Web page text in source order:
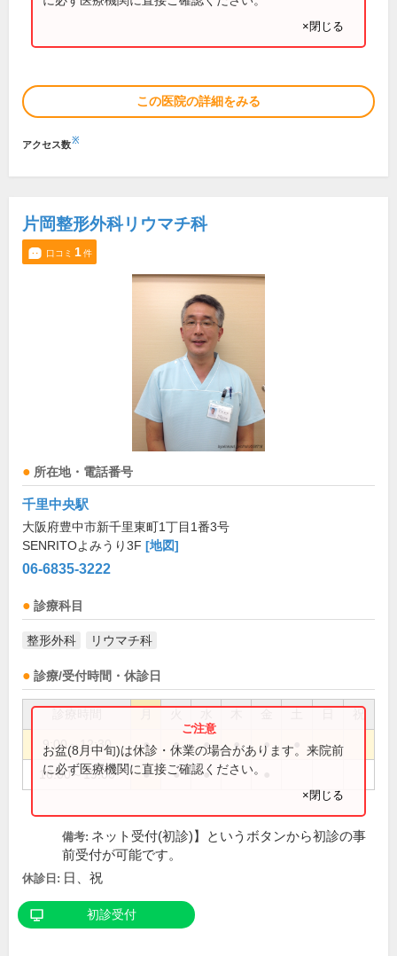
×閉じる
この医院の詳細をみる
アクセス数※
片岡整形外科リウマチ科
口コミ 1件
所在地・電話番号
千里中央駅
大阪府豊中市新千里東町1丁目1番3号
SENRITOよみうり3F [地図]
06-6835-3222
診療科目
整形外科 リウマチ科
診療/受付時間・休診日
祝
9:00～12:30 ● ● ● ● ●
16:00～19:00 ● ● ●
お盆(8月中旬)は休診・休業の場合があります。来院前
に必ず医療機関に直接ご確認ください。
×閉じる
備考: ネット受付(初診)】というボタンから初診の事
前受付が可能です。
休診日: 日、祝
初診受付